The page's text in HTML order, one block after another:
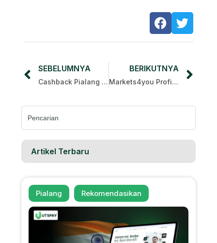
SEBELUMNYA
Cashback Pialang Terbaik 2025: 5 Pialang Teratas yang Paling Berharga
BERIKUTNYA
Markets4you Profit Masters 2025
Cari:
Artikel Terbaru
Pialang Rekomendasikan